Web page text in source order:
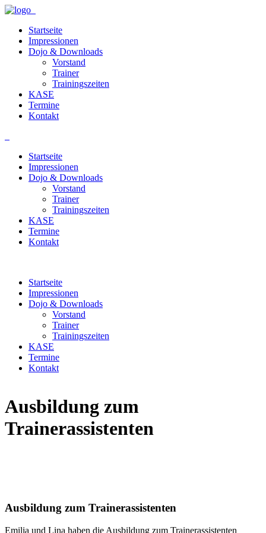
Startseite
Impressionen
Dojo & Downloads
Vorstand
Trainer
Trainingszeiten
KASE
Termine
Kontakt
Startseite
Impressionen
Dojo & Downloads
Vorstand
Trainer
Trainingszeiten
KASE
Termine
Kontakt
Startseite
Impressionen
Dojo & Downloads
Vorstand
Trainer
Trainingszeiten
KASE
Termine
Kontakt
Ausbildung zum
Trainerassistenten
Ausbildung zum Trainerassistenten
Emilia und Lina haben die Ausbildung zum Trainerassistenten